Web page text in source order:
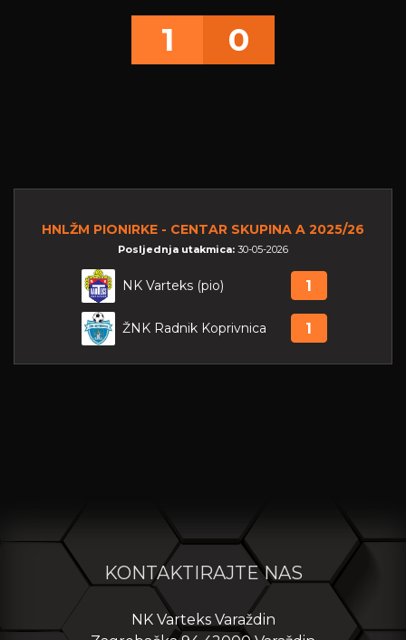
1 0
HNLŽM PIONIRKE - CENTAR SKUPINA A 2025/26
Posljednja utakmica: 30-05-2026
NK Varteks (pio) 1
ŽNK Radnik Koprivnica 1
KONTAKTIRAJTE NAS
NK Varteks Varaždin